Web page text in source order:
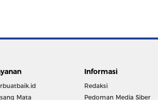
Mata
Informasi
Redaksi
Pedoman Media Siber